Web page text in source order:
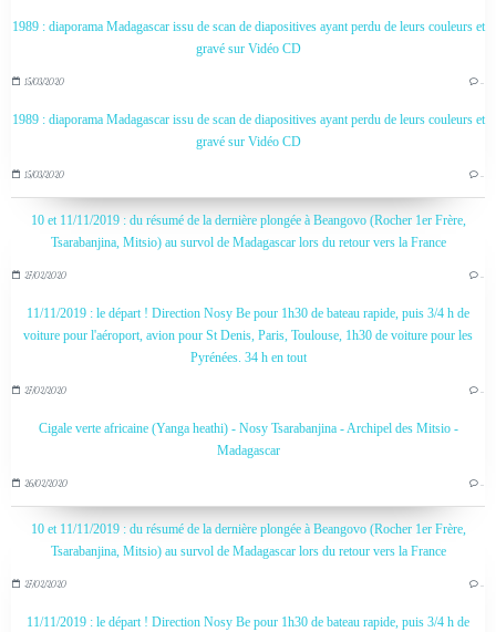
1989 : diaporama Madagascar issu de scan de diapositives ayant perdu de leurs couleurs et
gravé sur Vidéo CD
15/03/2020 …
1989 : diaporama Madagascar issu de scan de diapositives ayant perdu de leurs couleurs et
gravé sur Vidéo CD
15/03/2020 …
10 et 11/11/2019 : du résumé de la dernière plongée à Beangovo (Rocher 1er Frère,
Tsarabanjina, Mitsio) au survol de Madagascar lors du retour vers la France
27/02/2020 …
11/11/2019 : le départ ! Direction Nosy Be pour 1h30 de bateau rapide, puis 3/4 h de
voiture pour l'aéroport, avion pour St Denis, Paris, Toulouse, 1h30 de voiture pour les
Pyrénées. 34 h en tout
27/02/2020 …
Cigale verte africaine (Yanga heathi) - Nosy Tsarabanjina - Archipel des Mitsio -
Madagascar
26/02/2020 …
10 et 11/11/2019 : du résumé de la dernière plongée à Beangovo (Rocher 1er Frère,
Tsarabanjina, Mitsio) au survol de Madagascar lors du retour vers la France
27/02/2020 …
11/11/2019 : le départ ! Direction Nosy Be pour 1h30 de bateau rapide, puis 3/4 h de